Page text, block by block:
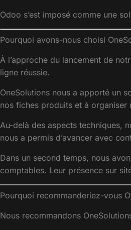
Odoo s’est imposé comme une
Pourquoi avons-nous choisi
À l’approche du lancement de
ligne réussie.
OneSolutions nous a apporté un
nos fiches produits et à organiser
Au-delà des aspects techniques,
nous a permis d’avancer avec
Dans un second temps, nous
comptables. Leur présence sur
Pourquoi recommanderiez-vous
Nous recommandons